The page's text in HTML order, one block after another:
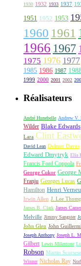
1930 1932 1933 1937
1951 1952 1953
1960 1961
1966 1967
1975 1976 1977
1985 1986 1987
1999 2000 2001 2002
Réalisateurs
André Hunebelle Andrew V.
Wilder Blake Edwards
Lara Clint
David Lean Delmer Daves
Edward Dmytryk Elia
Francis Ford Coppola
George Cukor George
Franju Georges Lucas
Hamilton Henri
Irwin Allen J. Lee
James B. Clark James
Melville Jimmy Sangster
John Glen John
Joseph Anthony Joseph L.
Gilbert Lewis Milestone
Robson Martin Scorsese
Winner Nicholas Ray